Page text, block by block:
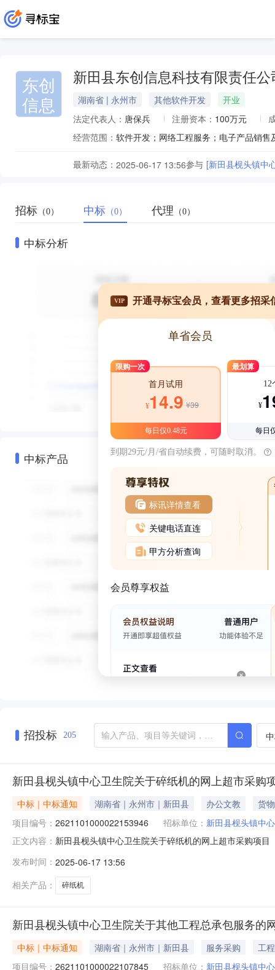
东创
信息
新田县东创信息科技有限责任公
湖南省 | 永州市 其他软件开发
开业
法定代表人： 唐保兵 注册资本： 100万元
经营范围：
最新动态： 2025-06-17 13:56参与 [新田县枧头镇中
招标 （0） 中标 （0） 代理 （0）
中标分析
中标产品
VIP 开通寻标宝会员，查看更多招采
单省会员
限购一次
首月试用
¥14.9 ¥39
每日仅0.48元
最划算
12
¥
每日
到期29元/月/省自动续费，可随时取消。
标讯详情查看
关键电话直连
甲方分析查询
会员尊享权益
招投标 205
新田县枧头镇中心卫生院关于碎纸机的网上超市采购
中标｜中标通知 湖南省｜永州市｜新田县 办公文教
货物
项目编号： 2621101000022153946 招标单位： 新田县枧头镇中
正文内容： 新田县枧头镇中心卫生院关于碎纸机的网上超市采购项
政区划名称:湖南省永州市新田县报价起止时间:-二、采
发布时间： 2025-06-17 13:56
相关产品：
碎纸机
新田县枧头镇中心卫生院关于其他工程总承包服务的
中标｜中标通知 湖南省｜永州市｜新田县 服务采购
工程
项目编号： 2621101000022107845 招标单位： 新田县枧头镇中